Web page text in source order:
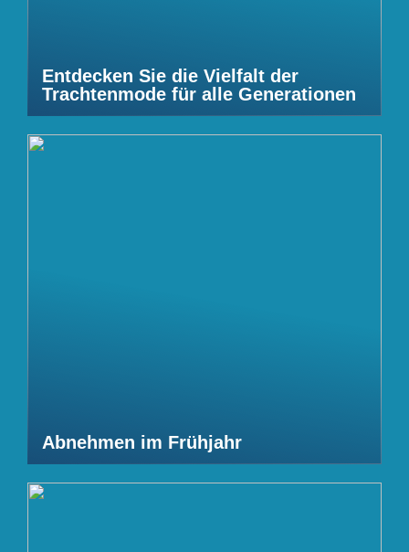
Entdecken Sie die Vielfalt der
Trachtenmode für alle Generationen
Abnehmen im Frühjahr